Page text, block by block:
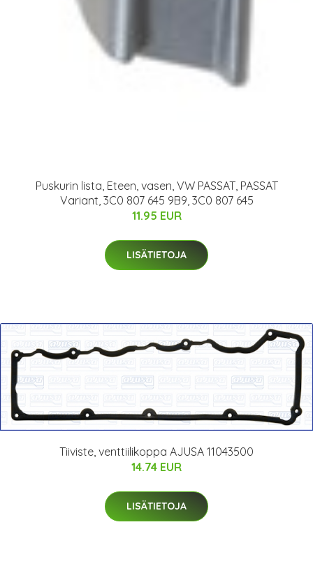
Puskurin lista, Eteen, vasen, VW PASSAT, PASSAT
Variant, 3C0 807 645 9B9, 3C0 807 645
11.95 EUR
LISÄTIETOJA
Tiiviste, venttiilikoppa AJUSA 11043500
14.74 EUR
LISÄTIETOJA